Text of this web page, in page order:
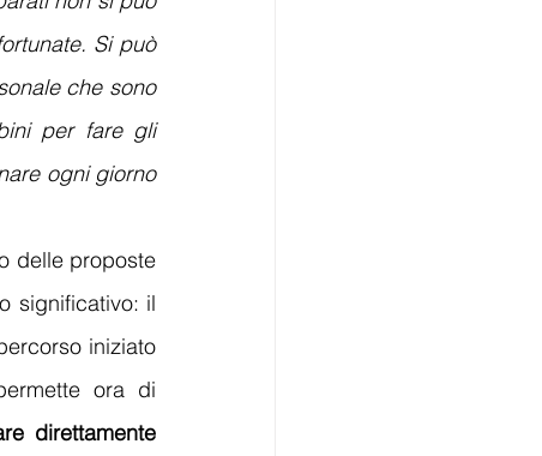
Si può
che sono
per fare gli
ogni giorno
delle proposte
significativo: il
iniziato
ora di
direttamente